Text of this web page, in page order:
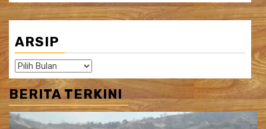
ARSIP
Arsip
BERITA TERKINI